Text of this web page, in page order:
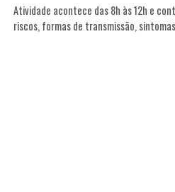
Atividade acontece das 8h às 12h e
riscos, formas de transmissão,